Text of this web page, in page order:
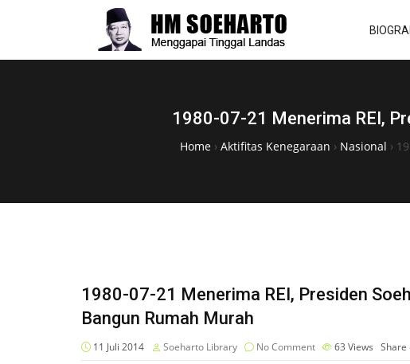
1980-07-21 Menerima REI,
Home› Aktifitas Kenegaraan › Nasional ›
1980-07-21 Menerima REI, Presiden
Bangun Rumah Murah
11 Juli 2014 Soeharto Library No Comment 63 Views Share